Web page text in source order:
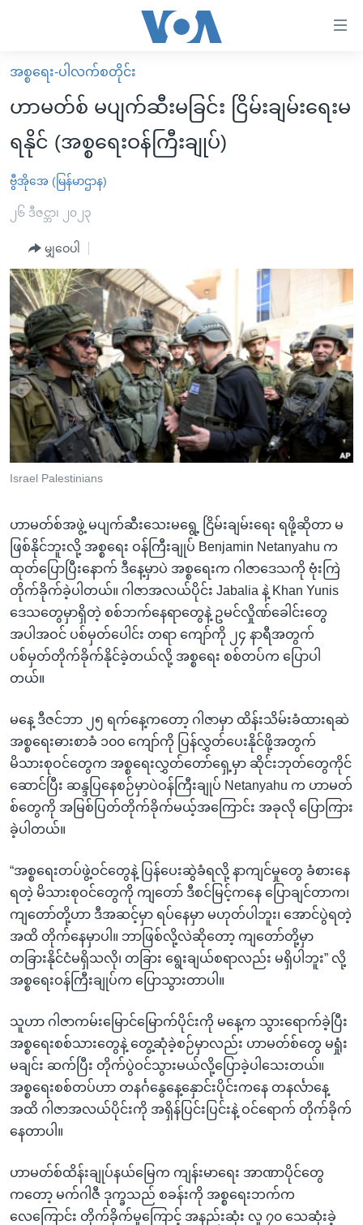
လွယ်ကူ
စေ
သည့်
Link
များ
ပင်မ
ကျော်
ကြည့်
ရန်
ပင်မ
အ
ညွန်း
စာမျက်နှာ
ကျော်
ကြည့်
ရှာဖွေ
ရန်
နေရာ
သို့
ကျော်
ရန်
မူလစာမျက်နှာ
မြန်မာ
ကမ္ဘာ့သတင်းများ
နိုင်ငံတကာ
အစ္စရေး-ပါလက်စတိုင်း
ဗွီဒီယို
သတင်းလွတ်လပ်ခွင့်
အင်္ဂလိပ်စာလေ့လာမယ်
အမေရိကန်သုံးအီဒီယံ
မကြေးမုံရဲ့ အင်္ဂလိပ်စာ
ရုပ်ရှင်ထဲက အင်္ဂလိပ်စာ
သုတပဒေသာ အင်္ဂလိပ်စာ
အပတ်စဉ်ကဏ္ဍများ
ရေဒီယို
တီဗွီ
ရေဒီယိုနှင့်ရုပ်သံ အချက်အလက်များ
ရေဒီယို/တီဗွီအစီအစဉ်
Learning English
ဗွီအိုအေ လူမှုကွန်ယက်များ
ဘာသာစကားများ
အစ္စရေး-ပါလက်စတိုင်း
ဟာမတ်စ် မပျက်ဆီးမခြင်း ငြိမ်းချမ်းရေးမ
ရနိုင် (အစ္စရေးဝန်ကြီးချုပ်)
ဗွီအိုအေ (မြန်မာဌာန)
၂၆ ဒီဇင္ဘာ၊ ၂၀၂၃
မျှဝေပါ
Israel Palestinians
ဟာမတ်စ်အဖွဲ့ မပျက်ဆီးသေးမရွေ့ ငြိမ်းချမ်းရေး ရဖို့ဆိုတာ မ
ဖြစ်နိုင်ဘူးလို့ အစ္စရေး ဝန်ကြီးချုပ် Benjamin Netanyahu က
ထုတ်ပြောပြီးနောက် ဒီနေ့မှာပဲ အစ္စရေးက ဂါဇာဒေသကို ဗုံးကြဲ
တိုက်ခိုက်ခဲ့ပါတယ်။ ဂါဇာအလယ်ပိုင်း Jabalia နဲ့ Khan Yunis
ဒေသတွေမှာရှိတဲ့ စစ်ဘက်နေရာတွေနဲ့ ဥမင်လှိုဏ်ခေါင်းတွေ
အပါအဝင် ပစ်မှတ်ပေါင်း တရာ ကျော်ကို ၂၄ နာရီအတွက်
ပစ်မှတ်တိုက်ခိုက်နိုင်ခဲ့တယ်လို့ အစ္စရေး စစ်တပ်က ပြောပါ
တယ်။
မနေ့ ဒီဇင်ဘာ ၂၅ ရက်နေ့ကတော့ ဂါဇာမှာ ထိန်းသိမ်းခံထားရဆဲ
အစ္စရေးဓားစာခံ ၁၀၀ ကျော်ကို ပြန်လွှတ်ပေးနိုင်ဖို့အတွက်
မိသားစုဝင်တွေက အစ္စရေးလွှတ်တော်ရှေ့မှာ ဆိုင်းဘုတ်တွေကိုင်
ဆောင်ပြီး ဆန္ဒပြနေစဉ်မှာပဲဝန်ကြီးချုပ် Netanyahu က ဟာမတ်
စ်တွေကို အမြစ်ပြတ်တိုက်ခိုက်မယ့်အကြောင်း အခုလို ပြောကြား
ခဲ့ပါတယ်။
“အစ္စရေးတပ်ဖွဲ့ဝင်တွေနဲ့ ပြန်ပေးဆွဲခံရလို့ နာကျင်မှုတွေ ခံစားနေ
ရတဲ့ မိသားစုဝင်တွေကို ကျတော် ဒီစင်မြင့်ကနေ ပြောချင်တာက၊
ကျတော်တို့ဟာ ဒီအဆင့်မှာ ရပ်နေမှာ မဟုတ်ပါဘူး၊ အောင်ပွဲရတဲ့
အထိ တိုက်နေမှာပါ။ ဘာဖြစ်လို့လဲဆိုတော့ ကျတော်တို့မှာ
တခြားနိုင်ငံမရှိသလို၊ တခြား ရွေးချယ်စရာလည်း မရှိပါဘူး” လို့
အစ္စရေးဝန်ကြီးချုပ်က ပြောသွားတာပါ။
သူဟာ ဂါဇာကမ်းမြောင်မြောက်ပိုင်းကို မနေ့က သွားရောက်ခဲ့ပြီး
အစ္စရေးစစ်သားတွေနဲ့ တွေ့ဆုံခဲ့စဉ်မှာလည်း ဟာမတ်စ်တွေ မရှုံး
မချင်း ဆက်ပြီး တိုက်ပွဲဝင်သွားမယ်လို့ပြောခဲ့ပါသေးတယ်။
အစ္စရေးစစ်တပ်ဟာ တနင်္ဂနွေနေ့နှောင်းပိုင်းကနေ တနင်္လာနေ့
အထိ ဂါဇာအလယ်ပိုင်းကို အရှိန်ပြင်းပြင်းနဲ့ ဝင်ရောက် တိုက်ခိုက်
နေတာပါ။
ဟာမတ်စ်ထိန်းချုပ်နယ်မြေက ကျန်းမာရေး အာဏာပိုင်တွေ
ကတော့ မက်ဂါဇီ ဒုက္ခသည် စခန်းကို အစ္စရေးဘက်က
လေကြောင်း တိုက်ခိုက်မှုကြောင့် အနည်းဆုံး လူ ၇၀ သေဆုံးခဲ့